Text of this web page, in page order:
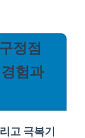
정점
험과
고 극복기